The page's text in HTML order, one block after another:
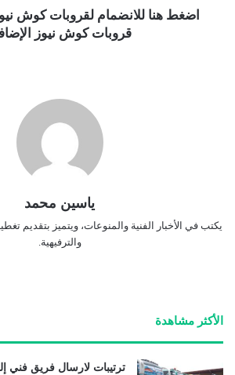
اضغط هنا للانضمام لقروبات كوش
قروبات كوش نيوز
ياسين محمد
يكتب في الأخبار الفنية والمنوعات، ويتميز بتقديم
والترفيهية.
الأكثر مشاهدة
ترتيبات لارسال فريق فني